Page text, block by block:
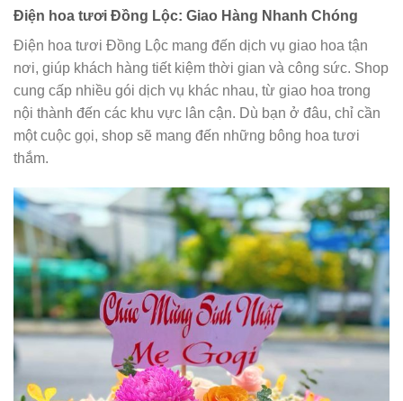
Điện hoa tươi Đồng Lộc: Giao Hàng Nhanh Chóng
Điện hoa tươi Đồng Lộc mang đến dịch vụ giao hoa tận
nơi, giúp khách hàng tiết kiệm thời gian và công sức. Shop
cung cấp nhiều gói dịch vụ khác nhau, từ giao hoa trong
nội thành đến các khu vực lân cận. Dù bạn ở đâu, chỉ cần
một cuộc gọi, shop sẽ mang đến những bông hoa tươi
thắm.